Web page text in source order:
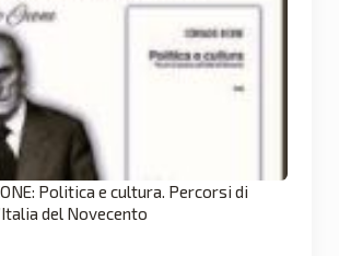
Politica e cultura. Percorsi di
del Novecento